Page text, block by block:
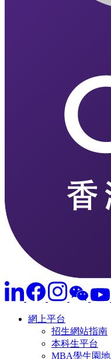
網上平台
招生網站指南
本科生平台
MBA學生園地